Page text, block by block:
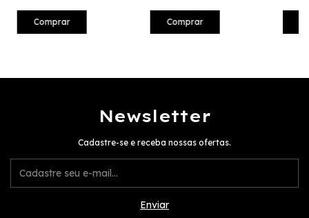
Comprar Comprar
Newsletter
Cadastre-se e receba nossas ofertas.